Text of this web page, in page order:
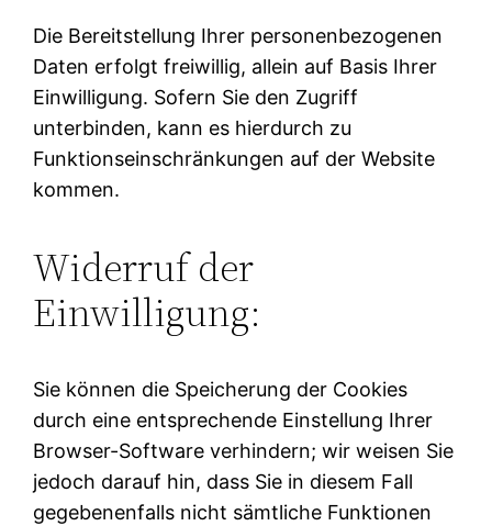
Die Bereitstellung Ihrer personenbezogenen
Daten erfolgt freiwillig, allein auf Basis Ihrer
Einwilligung. Sofern Sie den Zugriff
unterbinden, kann es hierdurch zu
Funktionseinschränkungen auf der Website
kommen.
Widerruf der
Einwilligung:
Sie können die Speicherung der Cookies
durch eine entsprechende Einstellung Ihrer
Browser-Software verhindern; wir weisen Sie
jedoch darauf hin, dass Sie in diesem Fall
gegebenenfalls nicht sämtliche Funktionen